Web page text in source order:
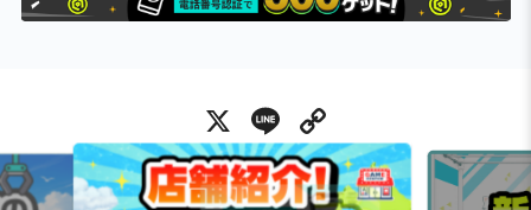
X Line